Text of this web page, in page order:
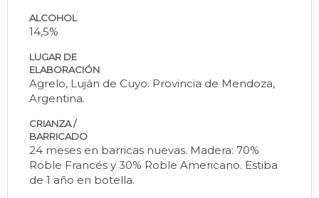
ALCOHOL
14,5%
LUGAR DE
ELABORACIÓN
Agrelo, Luján de Cuyo. Provincia de Mendoza,
Argentina.
CRIANZA /
BARRICADO
24 meses en barricas nuevas. Madera: 70%
Roble Francés y 30% Roble Americano. Estiba
de 1 año en botella.